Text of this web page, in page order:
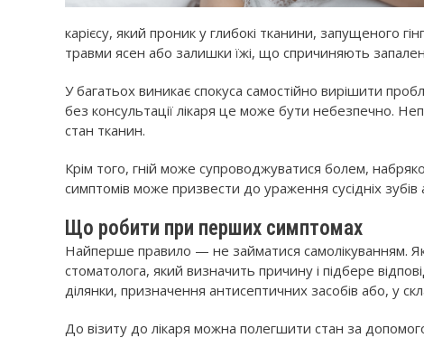
карієсу, який проник у глибокі тканини, запущеного
травми ясен або залишки їжі, що спричиняють
У багатьох виникає спокуса самостійно вирішити
без консультації лікаря це може бути небезпечно.
стан тканин.
Крім того, гній може супроводжуватися болем,
симптомів може призвести до ураження сусідніх
Що робити при перших симптомах
Найперше правило — не займатися самолікуванням.
стоматолога, який визначить причину і підбере
ділянки, призначення антисептичних засобів або, у
До візиту до лікаря можна полегшити стан за